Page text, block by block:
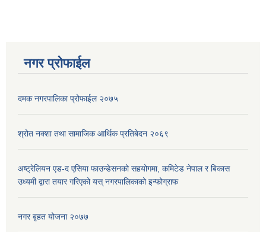
नगर प्रोफाईल
दमक नगरपालिका प्रोफाईल २०७५
श्रोत नक्शा तथा सामाजिक आर्थिक प्रतिबेदन २०६९
अष्ट्रेलियन एड-द एसिया फाउन्डेसनको सहयोगमा, कमिटेड नेपाल र बिकास
उध्यमी द्वारा तयार गरिएको यस् नगरपालिकाको इन्फोग्राफ
नगर बृहत योजना २०७७